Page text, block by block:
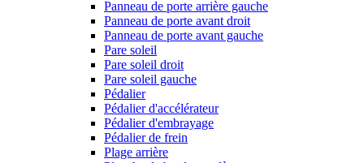
Panneau de porte arrière gauche
Panneau de porte avant droit
Panneau de porte avant gauche
Pare soleil
Pare soleil droit
Pare soleil gauche
Pédalier
Pédalier d'accélérateur
Pédalier d'embrayage
Pédalier de frein
Plage arrière